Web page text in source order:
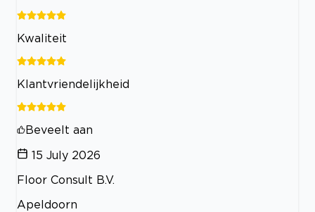
Kwaliteit
Klantvriendelijkheid
Beveelt aan
15 July 2026
Floor Consult B.V.
Apeldoorn